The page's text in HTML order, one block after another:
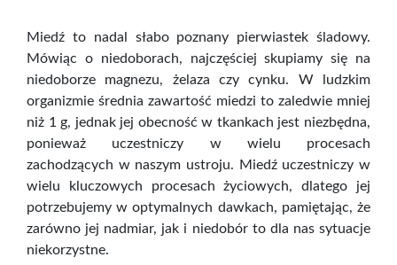
Miedź to nadal słabo poznany pierwiastek śladowy.
Mówiąc o niedoborach, najczęściej skupiamy się na
niedoborze magnezu, żelaza czy cynku. W ludzkim
organizmie średnia zawartość miedzi to zaledwie mniej
niż 1 g, jednak jej obecność w tkankach jest niezbędna,
ponieważ uczestniczy w wielu procesach
zachodzących w naszym ustroju. Miedź uczestniczy w
wielu kluczowych procesach życiowych, dlatego jej
potrzebujemy w optymalnych dawkach, pamiętając, że
zarówno jej nadmiar, jak i niedobór to dla nas sytuacje
niekorzystne.